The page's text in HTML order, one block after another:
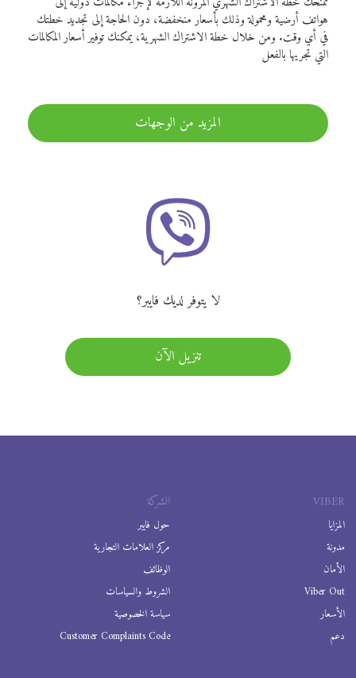
هواتف أرضية ومحمولة وذلك بأسعار منخفضة، دون الحاجة إلى تجديد خطتك
في أي وقت. ومن خلال خطة الاشتراك الشهرية، يمكنك توفير أسعار المكالمات
التي تجريها بالفعل
المزيد من الوجهات
لا يتوفر لديك فايبر؟
تنزيل الآن
VIBER
المزايا
مدونة
الأمان
Viber Out
الأسعار
دعم
الشركة
حول فايبر
مركز العلامات التجارية
الوظائف
الشروط والسياسات
سياسة الخصوصية
Customer Complaints Code